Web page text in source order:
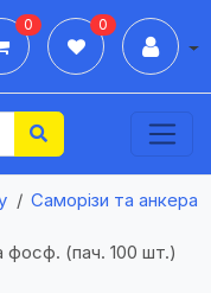
0 0
Саморізи та анкера
фосф. (пач. 100 шт.)